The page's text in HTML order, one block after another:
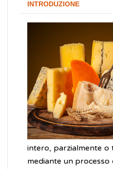
INTRODUZIONE
intero, parzialmente o
mediante un processo